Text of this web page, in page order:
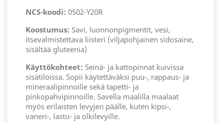
NCS-koodi: 0502-Y20R
Koostumus: Savi, luonnonpigmentit, vesi,
itsevalmistettava liisteri (viljapohjainen sidosaine,
sisältää gluteenia)
Käyttökohteet: Seinä- ja kattopinnat kuivissa
sisätiloissa. Sopii käytettäväksi puu-, rappaus- ja
mineraalipinnoille sekä tapetti- ja
pinkopahvipinnoille. Savella maalilla maalaat
myös erilaisten levyjen päälle, kuten kipsi-,
vaneri-, lastu- ja olkilevyille.